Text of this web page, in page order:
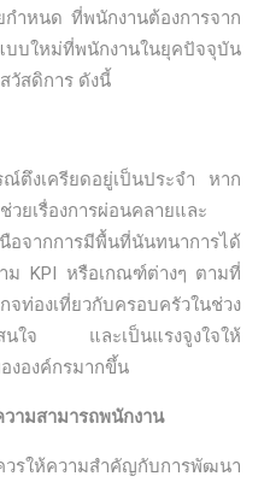
ำหนด ที่พนักงานต้องการจาก
บใหม่ที่พนักงานในยุคปัจจุบัน
วัสดิการ ดังนี้
ตึงเครียดอยู่เป็นประจำ หาก
วยเรื่องการผ่อนคลายและ
อจากการมีพื้นที่นันทนาการได้
ม KPI หรือเกณฑ์ต่างๆ ตามที่
ท่องเที่ยวกับครอบครัวในช่วง
สนใจ และเป็นแรงจูงใจให้
งองค์กรมากขึ้น
ามสามารถพนักงาน
รให้ความสำคัญกับการพัฒนา